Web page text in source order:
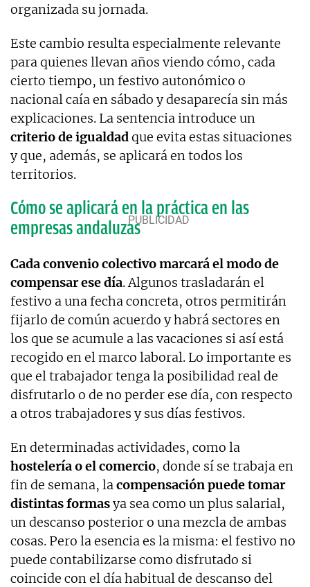
organizada su jornada.
Este cambio resulta especialmente relevante
para quienes llevan años viendo cómo, cada
cierto tiempo, un festivo autonómico o
nacional caía en sábado y desaparecía sin más
explicaciones. La sentencia introduce un
criterio de igualdadque evita estas situaciones
y que, además, se aplicará en todos los
territorios.
Cómo se aplicará en la práctica en las
empresas andaluzas
Cada convenio colectivo marcará el modo de
compensar ese día. Algunos trasladarán el
festivo a una fecha concreta, otros permitirán
fijarlo de común acuerdo y habrá sectores en
los que se acumule a las vacaciones si así está
recogido en el marco laboral. Lo importante es
que el trabajador tenga la posibilidad real de
disfrutarlo o de no perder ese día, con respecto
a otros trabajadores y sus días festivos.
En determinadas actividades, como la
hostelería o el comercio, donde sí se trabaja en
fin de semana, lacompensación puede tomar
distintas formasya sea como un plus salarial,
un descanso posterior o una mezcla de ambas
cosas. Pero la esencia es la misma: el festivo no
puede contabilizarse como disfrutado si
coincide con el día habitual de descanso del